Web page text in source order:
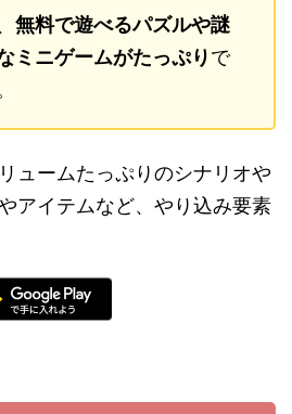
無料で遊べるパズルや謎
ミニゲームがたっぷりで
ュームたっぷりのシナリオや
アイテムなど、やり込み要素